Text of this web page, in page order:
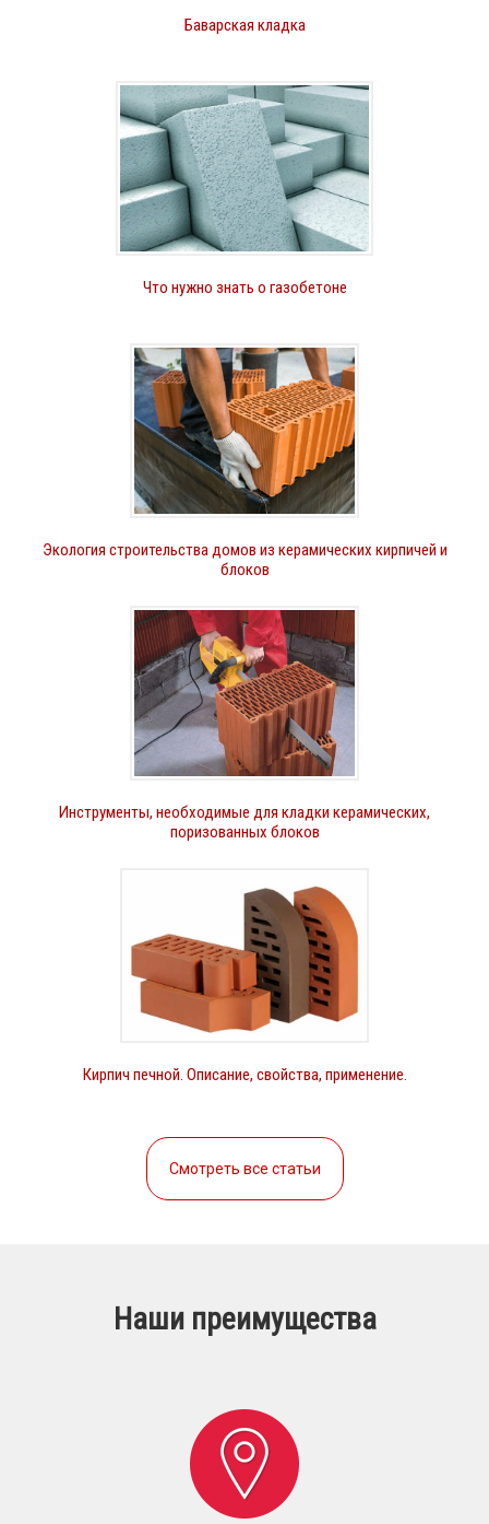
Баварская кладка
Что нужно знать о газобетоне
Экология строительства домов из керамических кирпичей и
блоков
Инструменты, необходимые для кладки керамических,
поризованных блоков
Кирпич печной. Описание, свойства, применение.
Смотреть все статьи
Наши преимущества